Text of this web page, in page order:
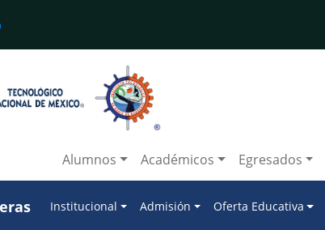
Alumnos Académicos Egresados
Institucional Admisión Oferta Educativa